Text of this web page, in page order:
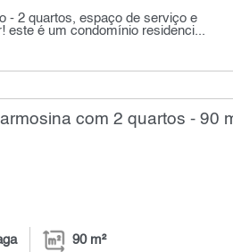
- 2 quartos, espaço de serviço e
este é um condomínio residenci...
com 2 quartos - 90
90 m²